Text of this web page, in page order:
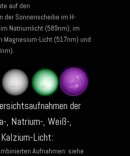
auf den
der Sonnenscheibe im H-
Natriumlicht (589nm), im
Magnesium-Licht (517nm) und
der
, Natrium-, Weiß-,
Licht:
Aufnahmen: siehe